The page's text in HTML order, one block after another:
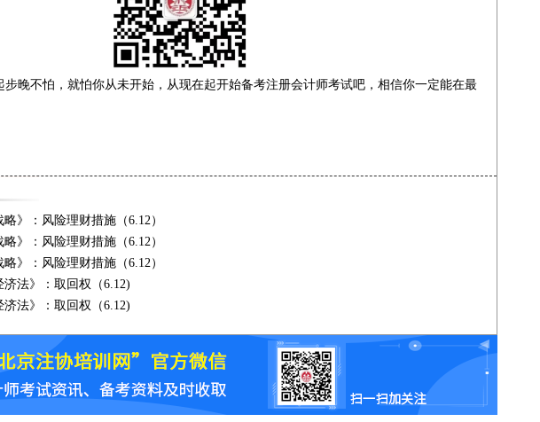
步晚不怕，就怕你从未开始，从现在起开始备考注册会计师考试吧，相信你一定能在最
》：风险理财措施（6.12）
》：风险理财措施（6.12）
》：风险理财措施（6.12）
法》：取回权（6.12)
法》：取回权（6.12)